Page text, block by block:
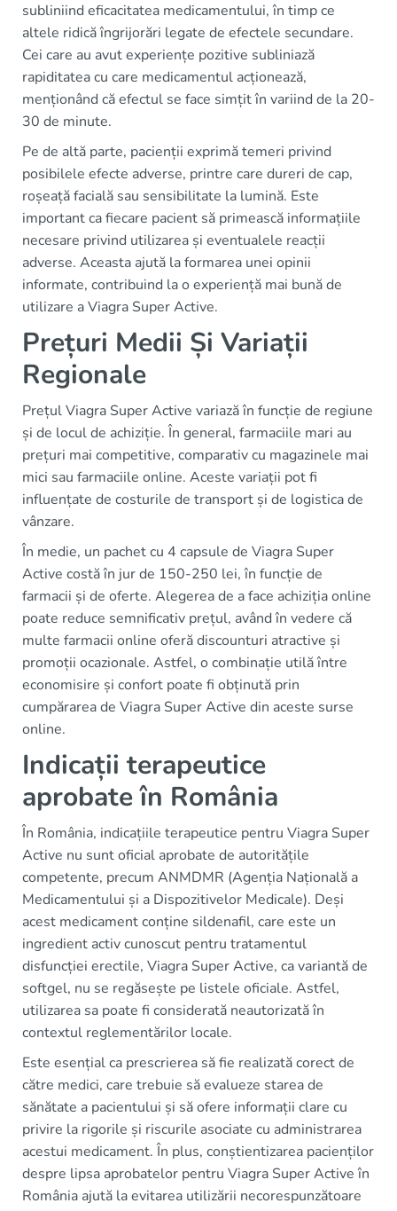
subliniind eficacitatea medicamentului, în timp ce
altele ridică îngrijorări legate de efectele secundare.
Cei care au avut experiențe pozitive subliniază
rapiditatea cu care medicamentul acționează,
menționând că efectul se face simțit în variind de la 20-
30 de minute.
Pe de altă parte, pacienții exprimă temeri privind
posibilele efecte adverse, printre care dureri de cap,
roșeață facială sau sensibilitate la lumină. Este
important ca fiecare pacient să primească informațiile
necesare privind utilizarea și eventualele reacții
adverse. Aceasta ajută la formarea unei opinii
informate, contribuind la o experiență mai bună de
utilizare a Viagra Super Active.
Prețuri Medii Și Variații
Regionale
Prețul Viagra Super Active variază în funcție de regiune
și de locul de achiziție. În general, farmaciile mari au
prețuri mai competitive, comparativ cu magazinele mai
mici sau farmaciile online. Aceste variații pot fi
influențate de costurile de transport și de logistica de
vânzare.
În medie, un pachet cu 4 capsule de Viagra Super
Active costă în jur de 150-250 lei, în funcție de
farmacii și de oferte. Alegerea de a face achiziția online
poate reduce semnificativ prețul, având în vedere că
multe farmacii online oferă discounturi atractive și
promoții ocazionale. Astfel, o combinație utilă între
economisire și confort poate fi obținută prin
cumpărarea de Viagra Super Active din aceste surse
online.
Indicații terapeutice
aprobate în România
În România, indicațiile terapeutice pentru Viagra Super
Active nu sunt oficial aprobate de autoritățile
competente, precum ANMDMR (Agenția Națională a
Medicamentului și a Dispozitivelor Medicale). Deși
acest medicament conține sildenafil, care este un
ingredient activ cunoscut pentru tratamentul
disfuncției erectile, Viagra Super Active, ca variantă de
softgel, nu se regăsește pe listele oficiale. Astfel,
utilizarea sa poate fi considerată neautorizată în
contextul reglementărilor locale.
Este esențial ca prescrierea să fie realizată corect de
către medici, care trebuie să evalueze starea de
sănătate a pacientului și să ofere informații clare cu
privire la rigorile și riscurile asociate cu administrarea
acestui medicament. În plus, conștientizarea pacienților
despre lipsa aprobatelor pentru Viagra Super Active în
România ajută la evitarea utilizării necorespunzătoare